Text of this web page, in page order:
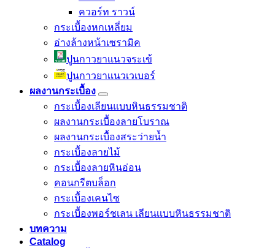
ควอร์ท ราวน์
กระเบื้องหกเหลี่ยม
อ่างล้างหน้าเซรามิค
ปูนกาวยาเเนวจระเข้
ปูนกาวยาเเนวเวเบอร์
ผลงานกระเบื้อง
กระเบื้องเลียนแบบหินธรรมชาติ
ผลงานกระเบื้องลายโบราณ
ผลงานกระเบื้องสระว่ายนํ้า
กระเบื้องลายไม้
กระเบื้องลายหินอ่อน
คอนกรีตบล็อก
กระเบื้องเคนไซ
กระเบื้องพอร์ชเลน เลียนเเบบหินธรรมชาติ
บทความ
Catalog